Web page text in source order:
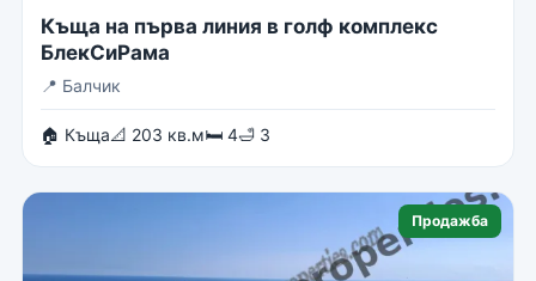
Къща на първа линия в голф комплекс
БлекСиРама
📍 Балчик
🏠 Къща📐 203 кв.м🛏 4🛁 3
Продажба